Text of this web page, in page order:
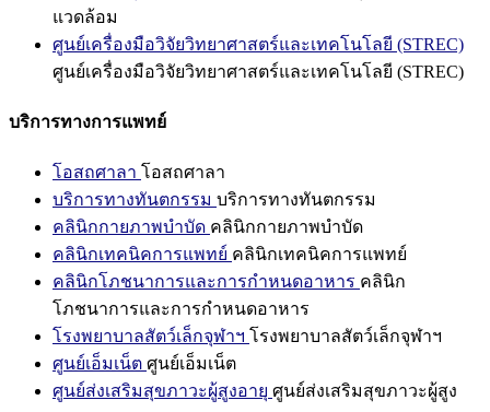
แวดล้อม
ศูนย์เครื่องมือวิจัยวิทยาศาสตร์และเทคโนโลยี (STREC)
ศูนย์เครื่องมือวิจัยวิทยาศาสตร์และเทคโนโลยี (STREC)
บริการทางการแพทย์
โอสถศาลา โอสถศาลา
บริการทางทันตกรรม บริการทางทันตกรรม
คลินิกกายภาพบำบัด คลินิกกายภาพบำบัด
คลินิกเทคนิคการแพทย์ คลินิกเทคนิคการแพทย์
คลินิกโภชนาการและการกำหนดอาหาร คลินิก
โภชนาการและการกำหนดอาหาร
โรงพยาบาลสัตว์เล็กจุฬาฯ โรงพยาบาลสัตว์เล็กจุฬาฯ
ศูนย์เอ็มเน็ต ศูนย์เอ็มเน็ต
ศูนย์ส่งเสริมสุขภาวะผู้สูงอายุ ศูนย์ส่งเสริมสุขภาวะผู้สูง